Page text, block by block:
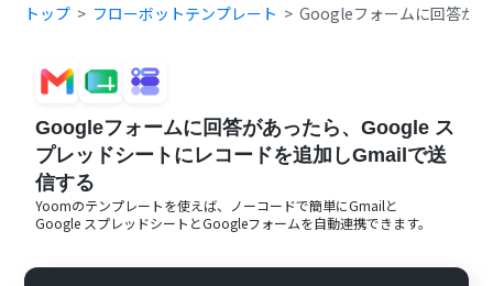
トップ フローボットテンプレート Googleフォームに回答が
Googleフォームに回答があったら、Google ス
プレッドシートにレコードを追加しGmailで送
信する
Yoomのテンプレートを使えば、ノーコードで簡単にGmailと
Google スプレッドシート とGoogleフォームを自動連携できます。